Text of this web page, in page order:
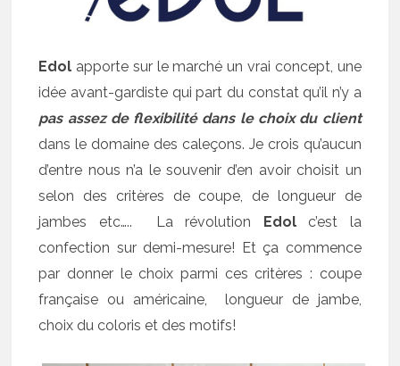
Edol apporte sur le marché un vrai concept, une
idée avant-gardiste qui part du constat qu’il n’y a
pas assez de flexibilité dans le choix du client
dans le domaine des caleçons. Je crois qu’aucun
d’entre nous n’a le souvenir d’en avoir choisit un
selon des critères de coupe, de longueur de
jambes etc….. La révolution Edolc’est la
confection sur demi-mesure! Et ça commence
par donner le choix parmi ces critères : coupe
française ou américaine, longueur de jambe,
choix du coloris et des motifs!